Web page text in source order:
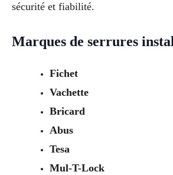
sécurité et fiabilité.
Marques de serrures
Fichet
Vachette
Bricard
Abus
Tesa
Mul-T-Lock